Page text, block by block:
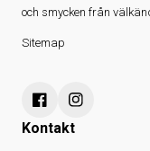
och smycken från
Sitemap
Kontakt